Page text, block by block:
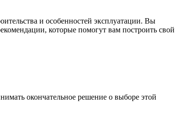
и особенностей эксплуатации. Вы
которые помогут вам построить свой
окончательное решение о выборе этой